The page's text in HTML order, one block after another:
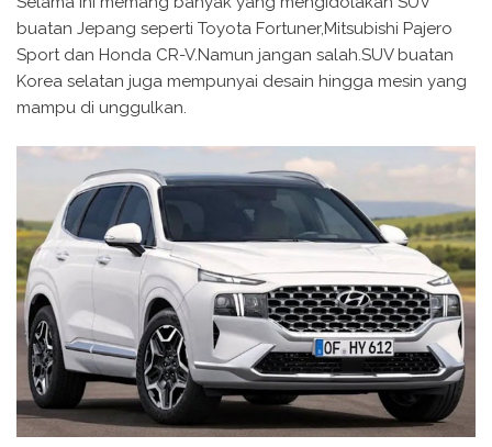
buatan Jepang seperti Toyota Fortuner,Mitsubishi Pajero
Sport dan Honda CR-V.Namun jangan salah.SUV buatan
Korea selatan juga mempunyai desain hingga mesin yang
mampu di unggulkan.